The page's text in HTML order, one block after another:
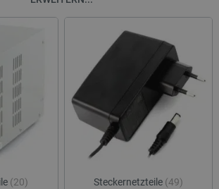
werden für Haushaltsgeräte
werden am häufigsten für LED-
Wir bieten auch Industriestromversorgungen
Hutschiene), Notstromversorgungen (USV
Stromgeneratoren (Wasser),
(12 V) sowie Steckdosenleisten und
an Schalttafeln. Ein solides Netzteil garantiert
(20) Steckernetzteile (49)